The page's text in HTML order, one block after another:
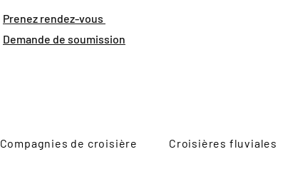
Prenez rendez-vous
Demande de soumission
Compagnies de croisière Croisières fluviales